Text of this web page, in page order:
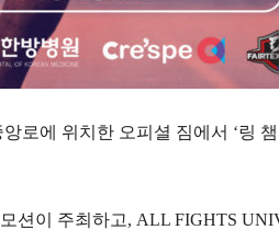
로에 위치한 오피셜 짐에서 ‘링
션이 주최하고, ALL FIGHTS